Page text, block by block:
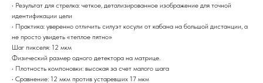
• Результат для стрелка: четкое, детализированное изображение для точной
идентификации цели
• Практика: уверенно отличить силуэт косули от кабана на большой дистанции, а
не просто увидеть «теплое пятно»
Шаг пикселя: 12 мкм
Физический размер одного детектора на матрице.
• Плотность компоновки: высокая за счет малого шага
• Сравнение: 12 мкм против устаревших 17 мкм